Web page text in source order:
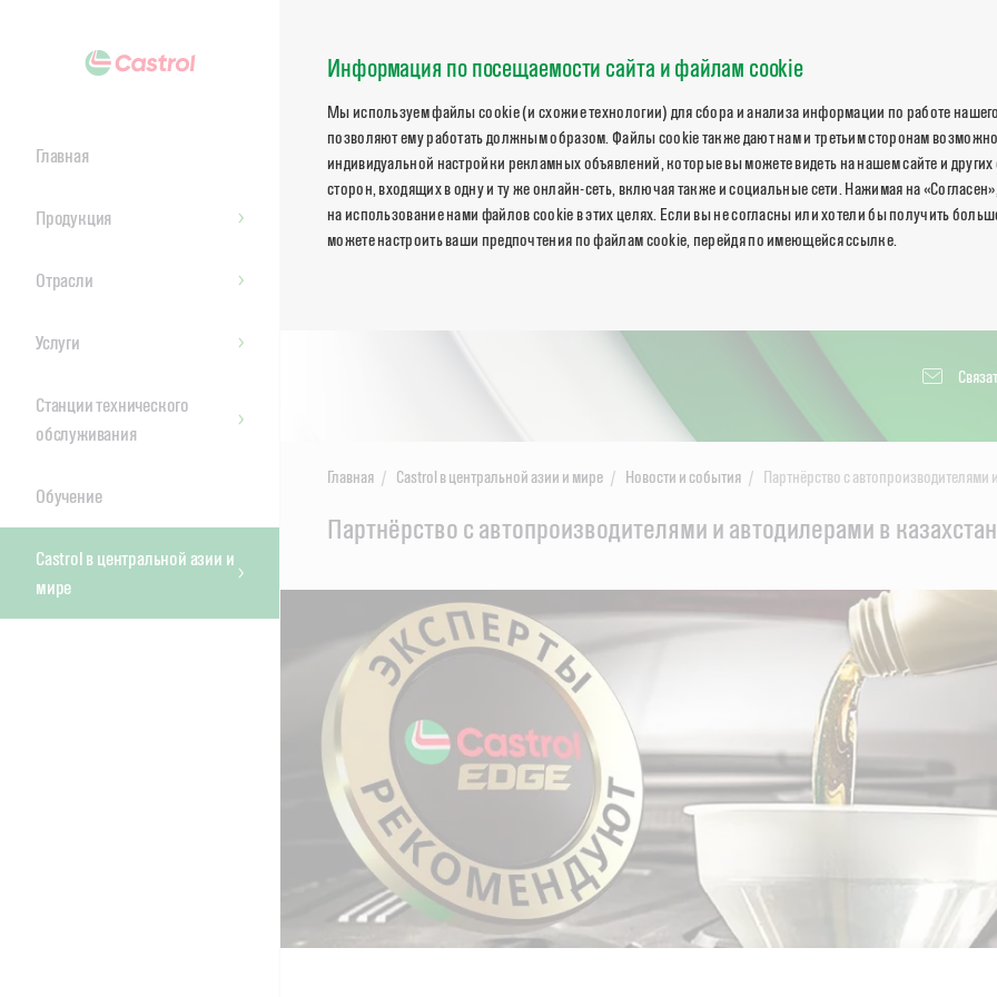
Информация по посещаемости сайта и файлам cookie
Мы используем файлы cookie (и схожие технологии) для сбора и анализа информации по работе
позволяют ему работать должным образом. Файлы cookie также дают нам и третьим сторонам
индивидуальной настройки рекламных объявлений, которые вы можете видеть на нашем сайте и других
сторон, входящих в одну и ту же онлайн-сеть, включая также и социальные сети. Нажимая на
на использование нами файлов cookie в этих целях. Если вы не согласны или хотели бы получить
можете настроить ваши предпочтения по файлам cookie, перейдя по имеющейся ссылке.
Главная
Продукция
Отрасли
Услуги
Станции технического
обслуживания
Обучение
Castrol в центральной азии и
мире
Главная Castrol в центральной азии и мире Новости и события Партнёрство с автопроизводителями
Партнёрство с автопроизводителями и автодилерами в